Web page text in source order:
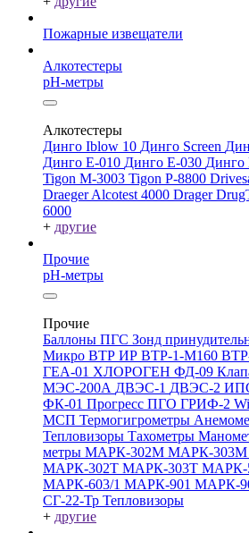
Пожарные извещатели
Алкотестеры
pH-метры
Алкотестеры
Динго Iblow 10 Динго Screen
Динго Е-010 Динго Е-030 Динго
Tigon M-3003 Tigon P-8800
Draeger Alcotest 4000 Drager
6000
+ другие
Прочие
pH-метры
Прочие
Баллоны ПГС Зонд
Микро ВТР ИР ВТР-1-М160
ГЕА-01 ХЛОРОГЕН ФД-09
МЭС-200А ДВЭС-1 ДВЭС-2
ФК-01 Прогресс ПГО ГРИФ-2
МСП Термогигрометры
Тепловизоры Тахометры
метры МАРК-302М МАРК-303М
МАРК-302Т МАРК-303Т МАРК-
МАРК-603/1 МАРК-901 МАРК-
СГ-22-Тр Тепловизоры
+ другие